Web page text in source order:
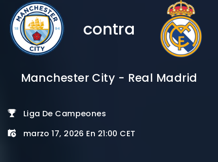
contra
Manchester City - Real Madrid
Liga De Campeones
marzo 17, 2026 En 21:00 CET